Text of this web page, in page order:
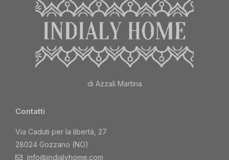
di Azzali Martina
Contatti
Via Caduti per la libertà, 27
28024 Gozzano (NO)
info@indialyhome.com